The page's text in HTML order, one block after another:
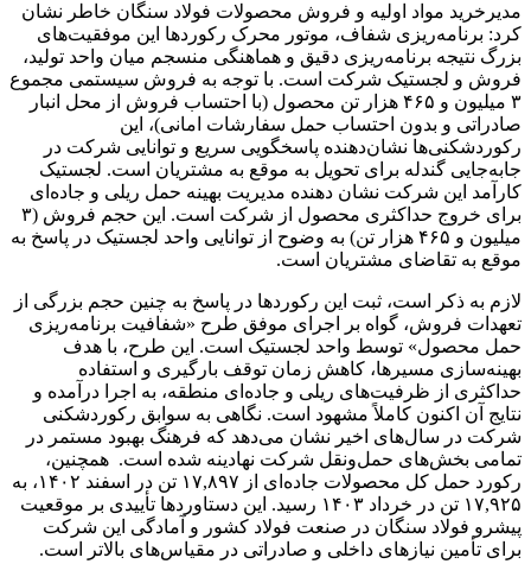
مدیرخرید مواد اولیه و فروش محصولات فولاد سنگان خاطر نشان
کرد: برنامه‌ریزی شفاف، موتور محرک رکوردها این موفقیت‌های
بزرگ نتیجه برنامه‌ریزی دقیق و هماهنگی منسجم میان واحد تولید،
فروش و لجستیک شرکت است. با توجه به فروش سیستمی مجموع
۳ میلیون و ۴۶۵ هزار تن محصول (با احتساب فروش از محل انبار
صادراتی و بدون احتساب حمل سفارشات امانی)، این
رکوردشکنی‌ها نشان‌دهنده پاسخگویی سریع و توانایی شرکت در
جابه‌جایی گندله برای تحویل به موقع به مشتریان است. لجستیک
کارآمد این شرکت نشان دهنده مدیریت بهینه حمل ریلی و جاده‌ای
برای خروج حداکثری محصول از شرکت است. این حجم فروش (۳
میلیون و ۴۶۵ هزار تن) به وضوح از توانایی واحد لجستیک در پاسخ به
موقع به تقاضای مشتریان است.
لازم به ذکر است، ثبت این رکوردها در پاسخ به چنین حجم بزرگی از
تعهدات فروش، گواه بر اجرای موفق طرح «شفافیت برنامه‌ریزی
حمل محصول» توسط واحد لجستیک است. این طرح، با هدف
بهینه‌سازی مسیرها، کاهش زمان توقف بارگیری و استفاده
حداکثری از ظرفیت‌های ریلی و جاده‌ای منطقه، به اجرا درآمده و
نتایج آن اکنون کاملاً مشهود است. نگاهی به سوابق رکوردشکنی
شرکت در سال‌های اخیر نشان می‌دهد که فرهنگ بهبود مستمر در
تمامی بخش‌های حمل‌و‌نقل شرکت نهادینه شده است. همچنین،
رکورد حمل کل محصولات جاده‌ای از ۱۷,۸۹۷ تن در اسفند ۱۴۰۲، به
۱۷,۹۲۵ تن در خرداد ۱۴۰۳ رسید. این دستاوردها تأییدی بر موقعیت
پیشرو فولاد سنگان در صنعت فولاد کشور و آمادگی این شرکت
برای تأمین نیازهای داخلی و صادراتی در مقیاس‌های بالاتر است.